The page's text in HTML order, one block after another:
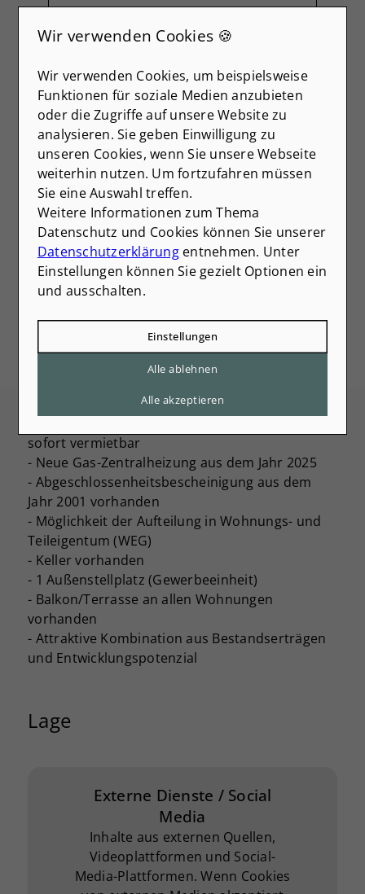
Vorhandenes Eigenkapital in €
Gewünschte Darlehenssumme in €
(optional) Wollen Sie uns noch etwas anderes zu Ihrer
finanziellen Situation mitteilen?
sofort vermietbar
- Neue Gas-Zentralheizung aus dem Jahr 2025
- Abgeschlossenheitsbescheinigung aus dem
Jahr 2001 vorhanden
- Möglichkeit der Aufteilung in Wohnungs- und
Teileigentum (WEG)
- Keller vorhanden
- 1 Außenstellplatz (Gewerbeeinheit)
- Balkon/Terrasse an allen Wohnungen
vorhanden
- Attraktive Kombination aus Bestandserträgen
und Entwicklungspotenzial
Lage
Externe Dienste / Social
Media
Inhalte aus externen Quellen,
Videoplattformen und Social-
Media-Plattformen. Wenn Cookies
Wir verwenden Cookies 🍪
Wir verwenden Cookies, um beispielsweise
Funktionen für soziale Medien anzubieten
oder die Zugriffe auf unsere Website zu
analysieren. Sie geben Einwilligung zu
unseren Cookies, wenn Sie unsere Webseite
weiterhin nutzen. Um fortzufahren müssen
Sie eine Auswahl treffen.
Weitere Informationen zum Thema
Datenschutz und Cookies können Sie unserer
Datenschutzerklärungentnehmen. Unter
Einstellungen können Sie gezielt Optionen ein
und ausschalten.
Einstellungen
Alle ablehnen
Alle akzeptieren